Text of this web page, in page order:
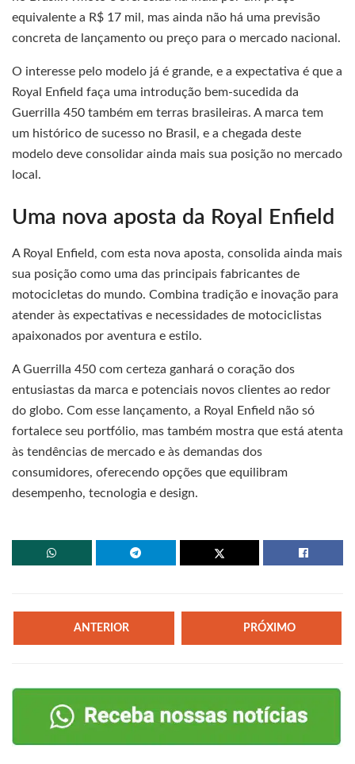
equivalente a R$ 17 mil, mas ainda não há uma previsão
concreta de lançamento ou preço para o mercado nacional.
O interesse pelo modelo já é grande, e a expectativa é que a
Royal Enfield faça uma introdução bem-sucedida da
Guerrilla 450 também em terras brasileiras. A marca tem
um histórico de sucesso no Brasil, e a chegada deste
modelo deve consolidar ainda mais sua posição no mercado
local.
Uma nova aposta da Royal Enfield
A Royal Enfield, com esta nova aposta, consolida ainda mais
sua posição como uma das principais fabricantes de
motocicletas do mundo. Combina tradição e inovação para
atender às expectativas e necessidades de motociclistas
apaixonados por aventura e estilo.
A Guerrilla 450 com certeza ganhará o coração dos
entusiastas da marca e potenciais novos clientes ao redor
do globo. Com esse lançamento, a Royal Enfield não só
fortalece seu portfólio, mas também mostra que está atenta
às tendências de mercado e às demandas dos
consumidores, oferecendo opções que equilibram
desempenho, tecnologia e design.
ANTERIOR PRÓXIMO